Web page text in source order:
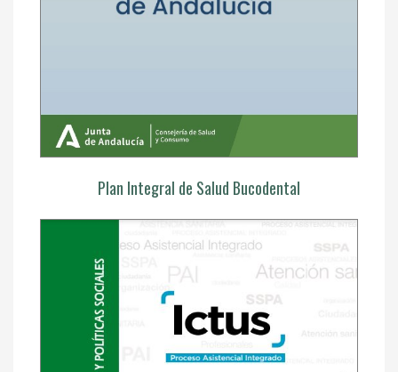
Plan Integral de Salud Bucodental